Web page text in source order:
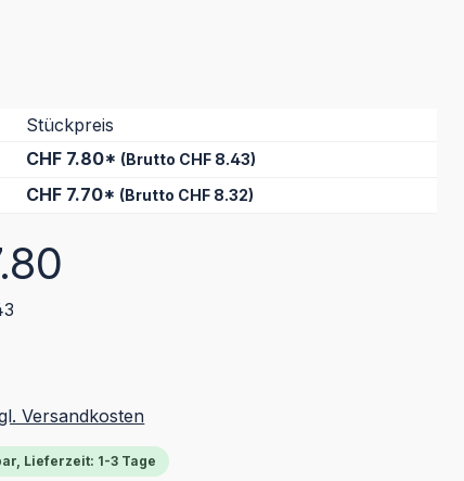
Stückpreis
CHF 7.80* (Brutto CHF 8.43)
CHF 7.70* (Brutto CHF 8.32)
Versandkosten
Lieferzeit: 1-3 Tage